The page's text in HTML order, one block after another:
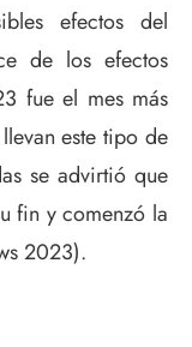
efectos del
de los efectos
fue el mes más
este tipo de
se advirtió que
fin y comenzó la
2023).